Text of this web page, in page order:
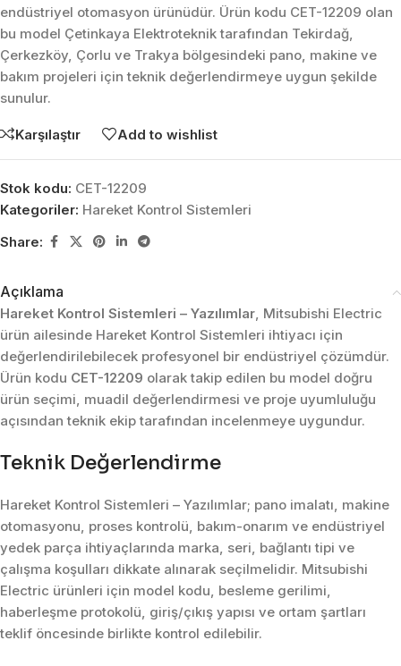
endüstriyel otomasyon ürünüdür. Ürün kodu CET-12209 olan
bu model Çetinkaya Elektroteknik tarafından Tekirdağ,
Çerkezköy, Çorlu ve Trakya bölgesindeki pano, makine ve
bakım projeleri için teknik değerlendirmeye uygun şekilde
sunulur.
Karşılaştır Add to wishlist
Stok kodu: CET-12209
Kategoriler: Hareket Kontrol Sistemleri
Share:
Açıklama
Hareket Kontrol Sistemleri – Yazılımlar, Mitsubishi Electric
ürün ailesinde Hareket Kontrol Sistemleri ihtiyacı için
değerlendirilebilecek profesyonel bir endüstriyel çözümdür.
Ürün kodu CET-12209 olarak takip edilen bu model doğru
ürün seçimi, muadil değerlendirmesi ve proje uyumluluğu
açısından teknik ekip tarafından incelenmeye uygundur.
Teknik Değerlendirme
Hareket Kontrol Sistemleri – Yazılımlar; pano imalatı, makine
otomasyonu, proses kontrolü, bakım-onarım ve endüstriyel
yedek parça ihtiyaçlarında marka, seri, bağlantı tipi ve
çalışma koşulları dikkate alınarak seçilmelidir. Mitsubishi
Electric ürünleri için model kodu, besleme gerilimi,
haberleşme protokolü, giriş/çıkış yapısı ve ortam şartları
teklif öncesinde birlikte kontrol edilebilir.